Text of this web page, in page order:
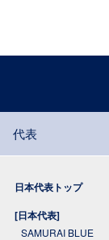
代表
日本代表トップ
[日本代表]
SAMURAI BLUE